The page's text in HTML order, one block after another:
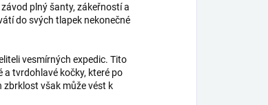
plný šanty, zákeřností a
do svých tlapek nekonečné
vesmírných expedic. Tito
tvrdohlavé kočky, které po
zbrklost však může vést k